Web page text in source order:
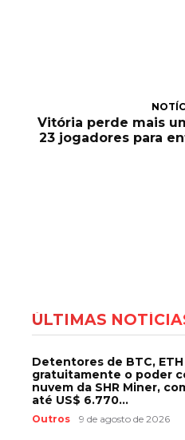
Vitória perde mais
23 jogadores para
ÚLTIMAS
Detentores de BTC,
gratuitamente o poder
nuvem da SHR Miner,
até US$ 6.770...
Outros 9 de agosto de 2026